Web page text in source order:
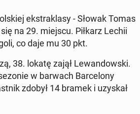
ek­strak­lasy - Słowak Tomas
na 29. miejscu. Piłkarz Lechii
co daje mu 30 pkt.
38. lokatę zajął Lewandows­ki.
w barwach Barcelony
zdobył 14 bramek i uzyskał